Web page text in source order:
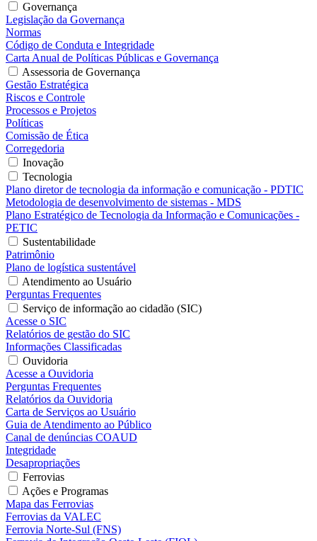
Governança
Legislação da Governança
Normas
Código de Conduta e Integridade
Carta Anual de Políticas Públicas e Governança
Assessoria de Governança
Gestão Estratégica
Riscos e Controle
Processos e Projetos
Políticas
Comissão de Ética
Corregedoria
Inovação
Tecnologia
Plano diretor de tecnologia da informação e comunicação - PDTIC
Metodologia de desenvolvimento de sistemas - MDS
Plano Estratégico de Tecnologia da Informação e Comunicações -
PETIC
Sustentabilidade
Patrimônio
Plano de logística sustentável
Atendimento ao Usuário
Perguntas Frequentes
Serviço de informação ao cidadão (SIC)
Acesse o SIC
Relatórios de gestão do SIC
Informações Classificadas
Ouvidoria
Acesse a Ouvidoria
Perguntas Frequentes
Relatórios da Ouvidoria
Carta de Serviços ao Usuário
Guia de Atendimento ao Público
Canal de denúncias COAUD
Integridade
Desapropriações
Ferrovias
Ações e Programas
Mapa das Ferrovias
Ferrovias da VALEC
Ferrovia Norte-Sul (FNS)